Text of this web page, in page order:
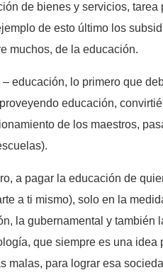
de bienes y servicios,
de esto último los
muchos, de la educación.
educación, lo primero que
educación,
de los maestros,
a pagar la educación de
a ti mismo), solo en la
la gubernamental y
que siempre es una
malas, para lograr esa